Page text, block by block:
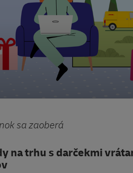
sa zaoberá
na trhu s darčekmi